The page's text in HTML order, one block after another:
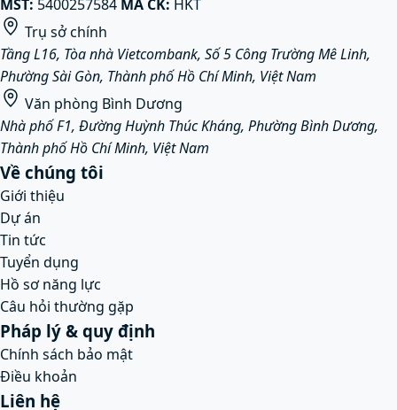
MST: 5400257584 MÃ CK: HKT
Trụ sở chính
Tầng L16, Tòa nhà Vietcombank, Số 5 Công Trường Mê Linh,
Phường Sài Gòn, Thành phố Hồ Chí Minh, Việt Nam
Văn phòng Bình Dương
Nhà phố F1, Đường Huỳnh Thúc Kháng, Phường Bình Dương,
Thành phố Hồ Chí Minh, Việt Nam
Về chúng tôi
Giới thiệu
Dự án
Tin tức
Tuyển dụng
Hồ sơ năng lực
Câu hỏi thường gặp
Pháp lý & quy định
Chính sách bảo mật
Điều khoản
Liên hệ